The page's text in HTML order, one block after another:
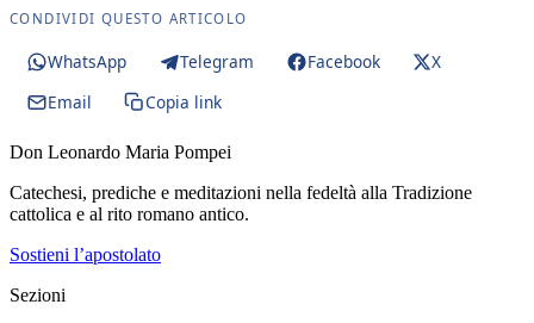
CONDIVIDI QUESTO ARTICOLO
WhatsApp Telegram Facebook
X
Email
Copia link
Don Leonardo Maria Pompei
Catechesi, prediche e meditazioni nella fedeltà alla Tradizione
cattolica e al rito romano antico.
Sostieni l’apostolato
Sezioni